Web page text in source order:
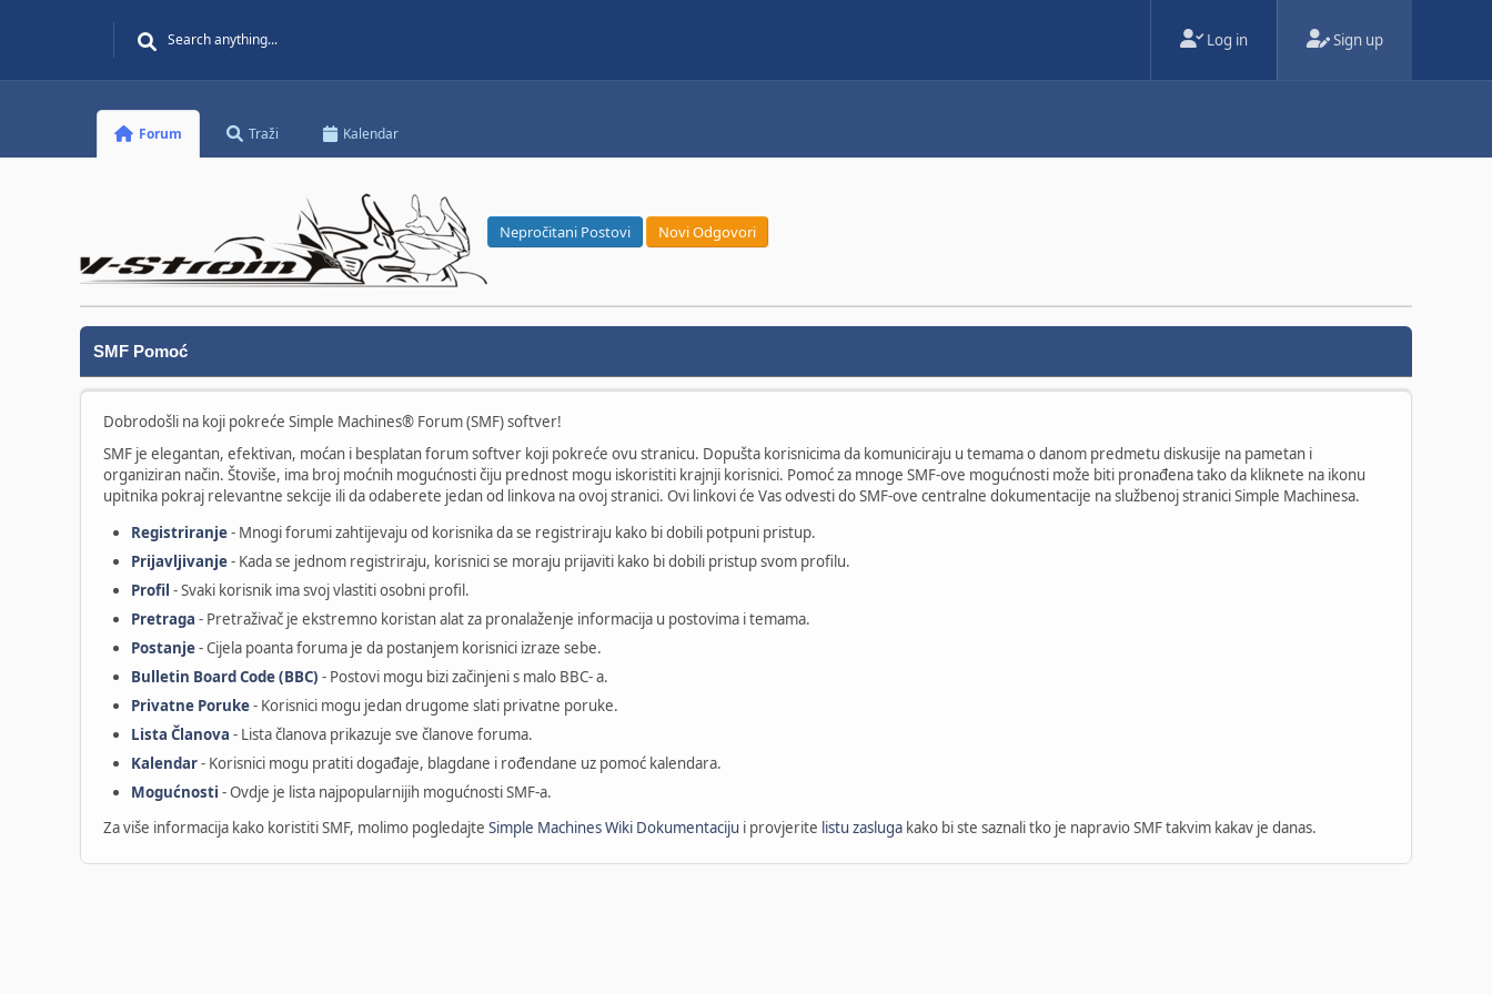
Log in Sign up
Forum Traži Kalendar
Nepročitani Postovi Novi Odgovori
SMF Pomoć
Dobrodošli na koji pokreće Simple Machines® Forum (SMF) softver!
SMF je elegantan, efektivan, moćan i besplatan forum softver koji pokreće ovu stranicu. Dopušta korisnicima da komuniciraju u temama o danom predmetu diskusije na pametan i
organiziran način. Štoviše, ima broj moćnih mogućnosti čiju prednost mogu iskoristiti krajnji korisnici. Pomoć za mnoge SMF-ove mogućnosti može biti pronađena tako da kliknete na ikonu
upitnika pokraj relevantne sekcije ili da odaberete jedan od linkova na ovoj stranici. Ovi linkovi će Vas odvesti do SMF-ove centralne dokumentacije na službenoj stranici Simple Machinesa.
Registriranje- Mnogi forumi zahtijevaju od korisnika da se registriraju kako bi dobili potpuni pristup.
Prijavljivanje- Kada se jednom registriraju, korisnici se moraju prijaviti kako bi dobili pristup svom profilu.
Profil - Svaki korisnik ima svoj vlastiti osobni profil.
Pretraga - Pretraživač je ekstremno koristan alat za pronalaženje informacija u postovima i temama.
Postanje- Cijela poanta foruma je da postanjem korisnici izraze sebe.
Bulletin Board Code (BBC) - Postovi mogu bizi začinjeni s malo BBC- a.
Privatne Poruke- Korisnici mogu jedan drugome slati privatne poruke.
Lista Članova - Lista članova prikazuje sve članove foruma.
Kalendar- Korisnici mogu pratiti događaje, blagdane i rođendane uz pomoć kalendara.
Mogućnosti - Ovdje je lista najpopularnijih mogućnosti SMF-a.
Za više informacija kako koristiti SMF, molimo pogledajte Simple Machines Wiki Dokumentaciju i provjerite listu zasluga kako bi ste saznali tko je napravio SMF takvim kakav je danas.